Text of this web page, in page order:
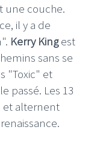
une couche.
il y a de
Kerry Kingest
sans se
"Toxic" et
passé. Les 13
et alternent